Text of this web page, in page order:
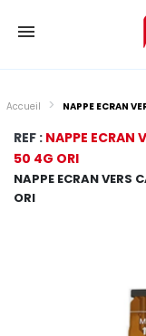
Accueil NAPPE ECRAN
REF : NAPPE ECRAN
50 4G ORI
NAPPE ECRAN VERS
ORI